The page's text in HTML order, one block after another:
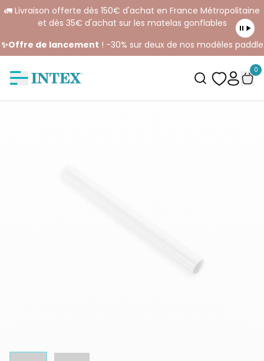
🚛 Livraison offerte dès 150€ d'achat en France Métropolitaine
et dès 35€ d'achat sur les matelas gonflables
✨Offre de lancement ! -30% sur deux de nos modèles paddle
0